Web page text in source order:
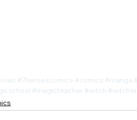
#7heroescomics #comics #manga
#magicteacher #witch